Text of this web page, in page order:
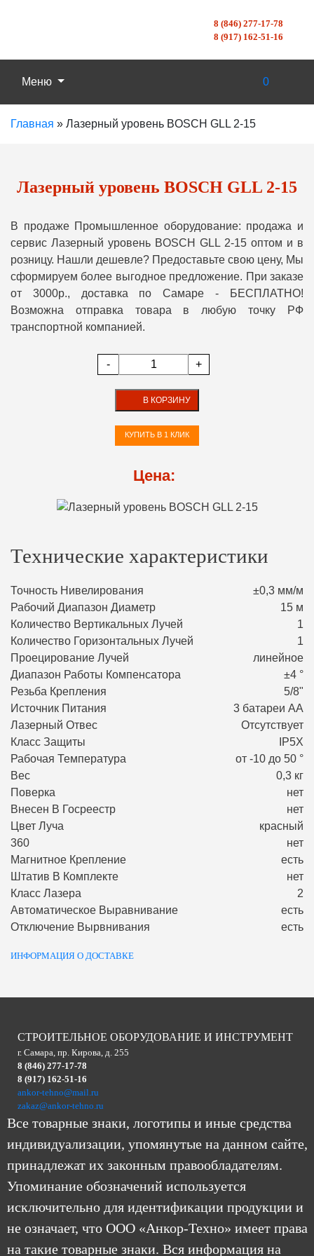
8 (846) 277-17-78
8 (917) 162-51-16
Меню 0
Главная » Лазерный уровень BOSCH GLL 2-15
Лазерный уровень BOSCH GLL 2-15
В продаже Промышленное оборудование: продажа и
сервис Лазерный уровень BOSCH GLL 2-15 оптом и в
розницу. Нашли дешевле? Предоставьте свою цену, Мы
сформируем более выгодное предложение. При заказе
от 3000р., доставка по Самаре - БЕСПЛАТНО!
Возможна отправка товара в любую точку РФ
транспортной компанией.
- +
В КОРЗИНУ
КУПИТЬ В 1 КЛИК
Цена:
Технические характеристики
Точность Нивелирования
±0,3 мм/м
Рабочий Диапазон Диаметр
15 м
Количество Вертикальных Лучей
1
Количество Горизонтальных Лучей
1
Проецирование Лучей
линейное
Диапазон Работы Компенсатора
±4 °
Резьба Крепления
5/8"
Источник Питания
3 батареи АА
Лазерный Отвес
Отсутствует
Класс Защиты
IP5X
Рабочая Температура
от -10 до 50 °
Вес
0,3 кг
Поверка
нет
Внесен В Госреестр
нет
Цвет Луча
красный
360
нет
Магнитное Крепление
есть
Штатив В Комплекте
нет
Класс Лазера
2
Автоматическое Выравнивание
есть
Отключение Вырвнивания
есть
ИНФОРМАЦИЯ О ДОСТАВКЕ
СТРОИТЕЛЬНОЕ ОБОРУДОВАНИЕ И ИНСТРУМЕНТ
г. Самара, пр. Кирова, д. 255
8 (846) 277-17-78
8 (917) 162-51-16
ankor-tehno@mail.ru
zakaz@ankor-tehno.ru
Все товарные знаки, логотипы и иные средства
индивидуализации, упомянутые на данном сайте,
принадлежат их законным правообладателям.
Упоминание обозначений используется
исключительно для идентификации продукции и
не означает, что ООО «Анкор-Техно» имеет права
на такие товарные знаки. Вся информация на